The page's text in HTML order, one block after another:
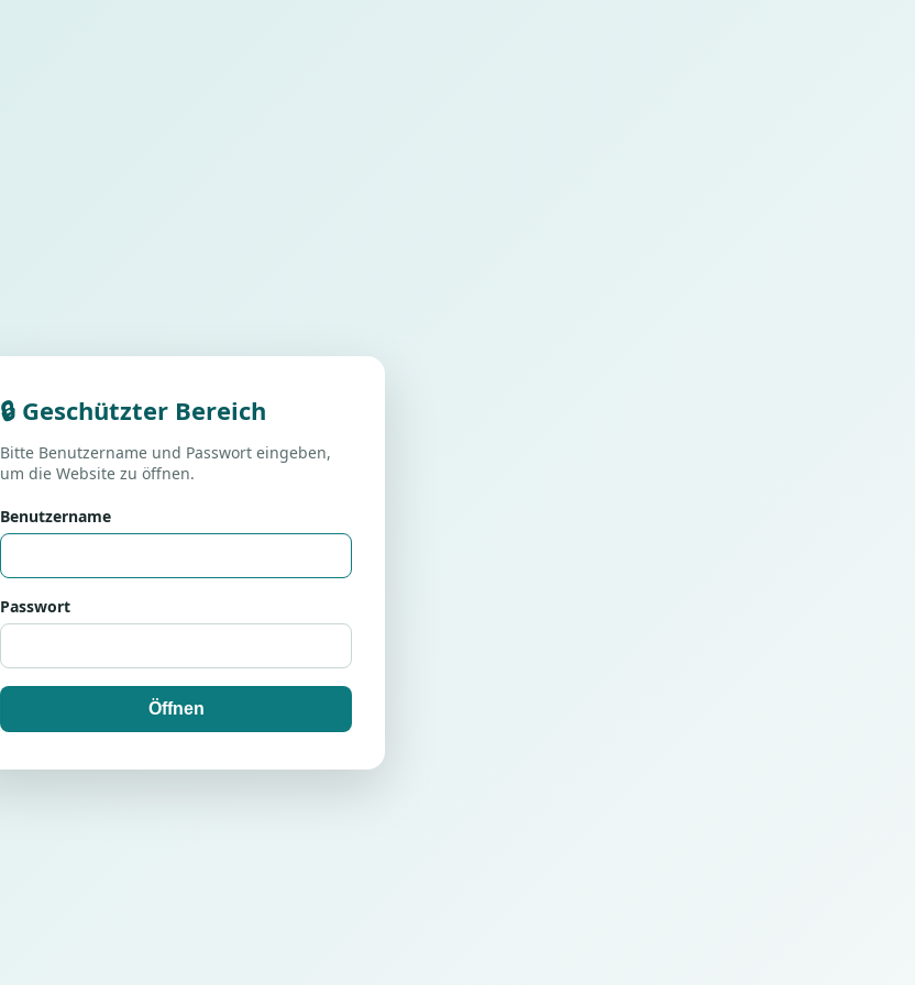
🔒 Geschützter Bereich
Bitte Benutzername und Passwort eingeben,
um die Website zu öffnen.
Benutzername
Passwort
Öffnen